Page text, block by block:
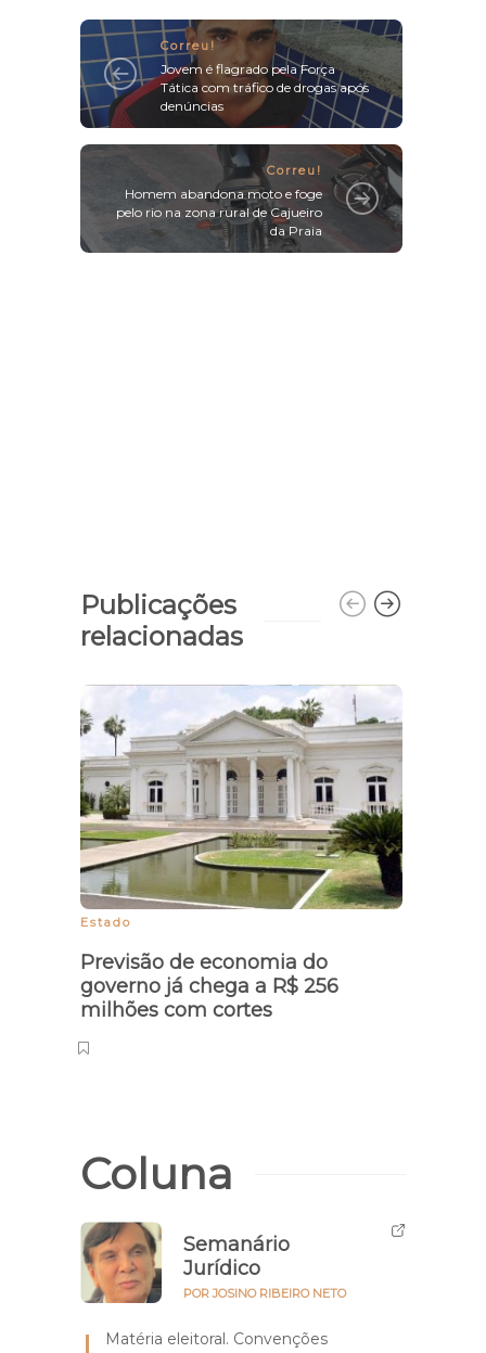
Correu!
Jovem é flagrado pela Força
Tática com tráfico de drogas após
denúncias
Correu!
Homem abandona moto e foge
pelo rio na zona rural de Cajueiro
da Praia
Publicações
relacionadas
Estado
Previsão de economia do
governo já chega a R$ 256
milhões com cortes
Coluna
Semanário
Jurídico
POR JOSINO RIBEIRO NETO
Matéria eleitoral. Convenções